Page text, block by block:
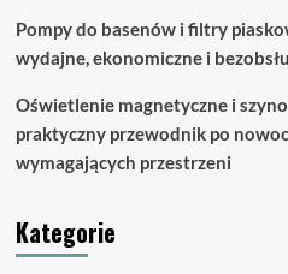
Pompy do basenów i filtry
wydajne, ekonomiczne i
Oświetlenie magnetyczne i
praktyczny przewodnik po
wymagających przestrzeni
Kategorie